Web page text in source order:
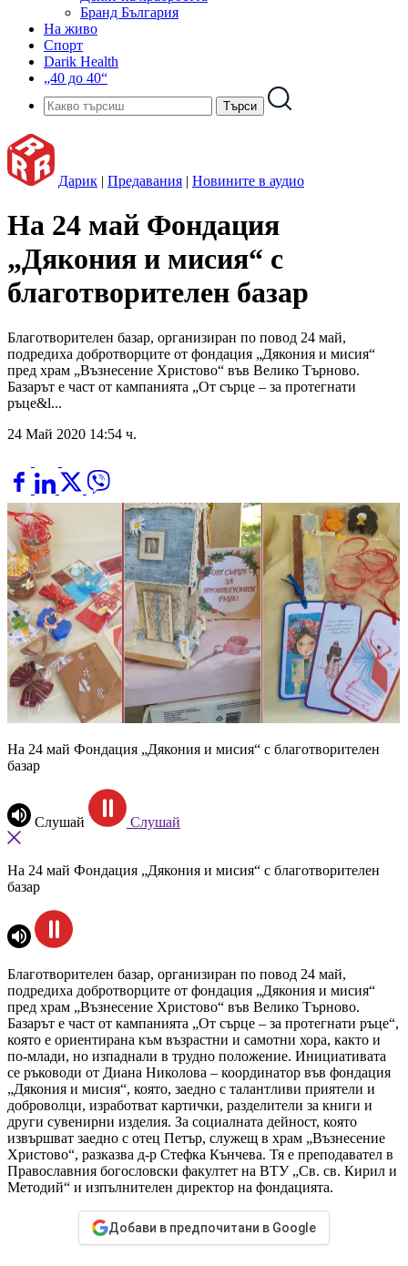
Бранд България
На живо
Спорт
Darik Health
„40 до 40“
Дарик | Предавания | Новините в аудио
На 24 май Фондация
„Дякония и мисия“ с
благотворителен базар
Благотворителен базар, организиран по повод 24 май,
подредиха добротворците от фондация „Дякония и мисия“
пред храм „Възнесение Христово“ във Велико Търново.
Базарът е част от кампанията „От сърце – за протегнати
ръце&l...
24 Май 2020 14:54 ч.
На 24 май Фондация „Дякония и мисия“ с благотворителен
базар
Слушай Слушай
На 24 май Фондация „Дякония и мисия“ с благотворителен
базар
Благотворителен базар, организиран по повод 24 май,
подредиха добротворците от фондация „Дякония и мисия“
пред храм „Възнесение Христово“ във Велико Търново.
Базарът е част от кампанията „От сърце – за протегнати ръце“,
която е ориентирана към възрастни и самотни хора, както и
по-млади, но изпаднали в трудно положение. Инициативата
се ръководи от Диана Николова – координатор във фондация
„Дякония и мисия“, която, заедно с талантливи приятели и
доброволци, изработват картички, разделители за книги и
други сувенирни изделия. За социалната дейност, която
извършват заедно с отец Петър, служещ в храм „Възнесение
Христово“, разказва д-р Стефка Кънчева. Тя е преподавател в
Православния богословски факултет на ВТУ „Св. св. Кирил и
Методий“ и изпълнителен директор на фондацията.
Добави в предпочитани в Google